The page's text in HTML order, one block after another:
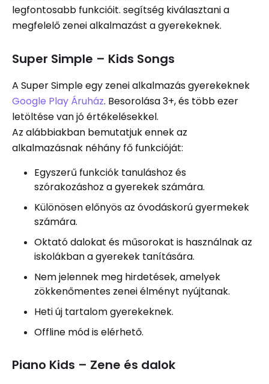
legfontosabb funkcióit. segítség kiválasztani a
megfelelő zenei alkalmazást a gyerekeknek.
Super Simple – Kids Songs
A Super Simple egy zenei alkalmazás gyerekeknek
Google Play Áruház. Besorolása 3+, és több ezer
letöltése van jó értékelésekkel.
Az alábbiakban bemutatjuk ennek az
alkalmazásnak néhány fő funkcióját:
Egyszerű funkciók tanuláshoz és
szórakozáshoz a gyerekek számára.
Különösen előnyös az óvodáskorú gyermekek
számára.
Oktató dalokat és műsorokat is használnak az
iskolákban a gyerekek tanítására.
Nem jelennek meg hirdetések, amelyek
zökkenőmentes zenei élményt nyújtanak.
Heti új tartalom gyerekeknek.
Offline mód is elérhető.
Piano Kids – Zene és dalok